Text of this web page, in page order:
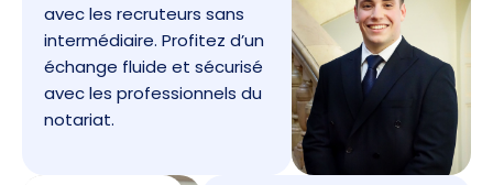
avec les recruteurs sans
intermédiaire. Profitez d’un
échange fluide et sécurisé
avec les professionnels du
notariat.